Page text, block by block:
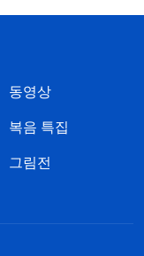
동영상
복음 특집
그림전